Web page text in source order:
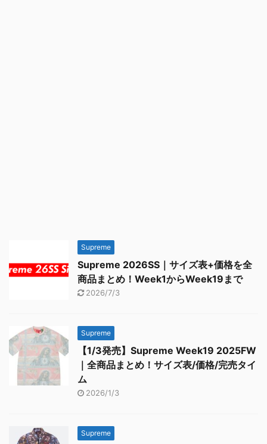
Supreme
Supreme 2026SS｜サイズ表+価格を全
商品まとめ！Week1からWeek19まで
2026/7/3
Supreme
【1/3発売】Supreme Week19 2025FW
｜全商品まとめ！サイズ表/価格/完売タイ
ム
2026/1/3
Supreme